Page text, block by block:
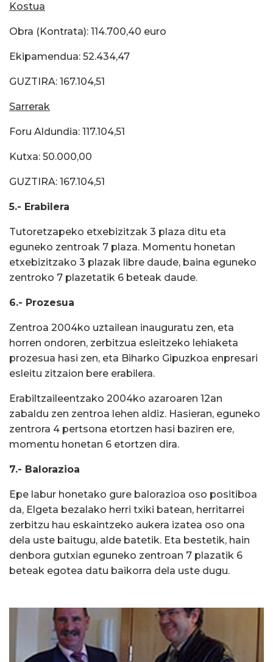
Kostua
Obra (Kontrata): 114.700,40 euro
Ekipamendua: 52.434,47
GUZTIRA: 167.104,51
Sarrerak
Foru Aldundia: 117.104,51
Kutxa: 50.000,00
GUZTIRA: 167.104,51
5.- Erabilera
Tutoretzapeko etxebizitzak 3 plaza ditu eta
eguneko zentroak 7 plaza. Momentu honetan
etxebizitzako 3 plazak libre daude, baina eguneko
zentroko 7 plazetatik 6 beteak daude.
6.- Prozesua
Zentroa 2004ko uztailean inauguratu zen, eta
horren ondoren, zerbitzua esleitzeko lehiaketa
prozesua hasi zen, eta Biharko Gipuzkoa enpresari
esleitu zitzaion bere erabilera.
Erabiltzaileentzako 2004ko azaroaren 12an
zabaldu zen zentroa lehen aldiz. Hasieran, eguneko
zentrora 4 pertsona etortzen hasi baziren ere,
momentu honetan 6 etortzen dira.
7.- Balorazioa
Epe labur honetako gure balorazioa oso positiboa
da, Elgeta bezalako herri txiki batean, herritarrei
zerbitzu hau eskaintzeko aukera izatea oso ona
dela uste baitugu, alde batetik. Eta bestetik, hain
denbora gutxian eguneko zentroan 7 plazatik 6
beteak egotea datu baikorra dela uste dugu.